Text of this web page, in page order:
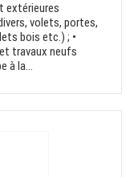
extérieures
volets, portes,
bois etc.) ; •
travaux neufs
à la...